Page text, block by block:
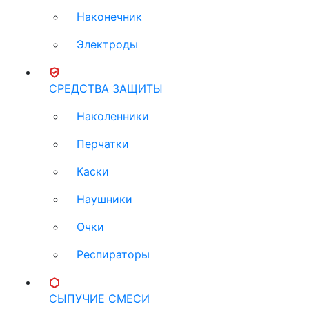
Наконечник
Электроды
СРЕДСТВА ЗАЩИТЫ
Наколенники
Перчатки
Каски
Наушники
Очки
Респираторы
СЫПУЧИЕ СМЕСИ